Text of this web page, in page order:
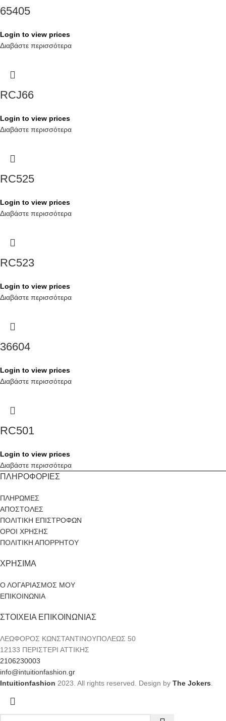
65405
Login to view prices
Διαβάστε περισσότερα
RCJ66
Login to view prices
Διαβάστε περισσότερα
RC525
Login to view prices
Διαβάστε περισσότερα
RC523
Login to view prices
Διαβάστε περισσότερα
36604
Login to view prices
Διαβάστε περισσότερα
RC501
Login to view prices
Διαβάστε περισσότερα
ΠΛΗΡΟΦΟΡΙΕΣ
ΠΛΗΡΩΜΕΣ
ΑΠΟΣΤΟΛΕΣ
ΠΟΛΙΤΙΚΗ ΕΠΙΣΤΡΟΦΩΝ
ΟΡΟΙ ΧΡΗΣΗΣ
ΠΟΛΙΤΙΚΗ ΑΠΟΡΡΗΤΟΥ
ΧΡΗΣΙΜΑ
Ο ΛΟΓΑΡΙΑΣΜΟΣ ΜΟΥ
ΕΠΙΚΟΙΝΩΝΙΑ
ΣΤΟΙΧΕΙΑ ΕΠΙΚΟΙΝΩΝΙΑΣ
ΛΕΩΦΟΡΟΣ ΚΩΝΣΤΑΝΤΙΝΟΥΠΟΛΕΩΣ 50
12133 ΠΕΡΙΣΤΕΡΙ ΑΤΤΙΚΗΣ
2106230003
info@intuitionfashion.gr
Intuitionfashion 2023. All rights reserved. Design by The Jokers.